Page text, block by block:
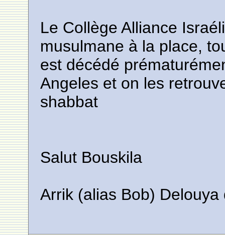
Le Collège Alliance
musulmane à la place,
est décédé
Angeles et on les
shabbat
Salut Bouskila
Arrik (alias Bob)